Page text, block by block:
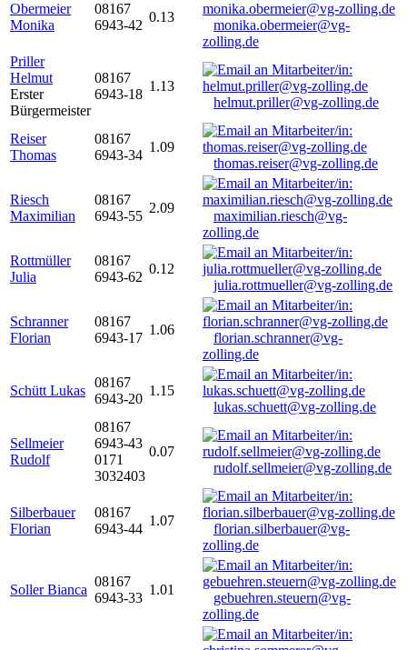
Obermeier
Monika
08167
6943-42
0.13
monika.obermeier@vg-
zolling.de
Priller
Helmut
Erster
Bürgermeister
08167
6943-18
1.13
helmut.priller@vg-zolling.de
Reiser
Thomas
08167
6943-34
1.09
thomas.reiser@vg-zolling.de
Riesch
Maximilian
08167
6943-55
2.09
maximilian.riesch@vg-
zolling.de
Rottmüller
Julia
08167
6943-62
0.12
julia.rottmueller@vg-zolling.de
Schranner
Florian
08167
6943-17
1.06
florian.schranner@vg-
zolling.de
Schütt Lukas
08167
6943-20
1.15
lukas.schuett@vg-zolling.de
Sellmeier
Rudolf
08167
6943-43
0171
3032403
0.07
rudolf.sellmeier@vg-zolling.de
Silberbauer
Florian
08167
6943-44
1.07
florian.silberbauer@vg-
zolling.de
Soller Bianca
08167
6943-33
1.01
gebuehren.steuern@vg-
zolling.de